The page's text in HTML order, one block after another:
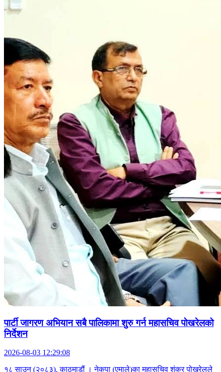
पार्टी जागरण अभियान सबै पालिकामा शुरु गर्न महासचिव पोखरेलको
निर्देशन
2026-08-03 12:29:08
१८ साउन (२०८३), काठमाडौं । नेकपा (एमाले)का महासचिव शंकर पोखरेलले